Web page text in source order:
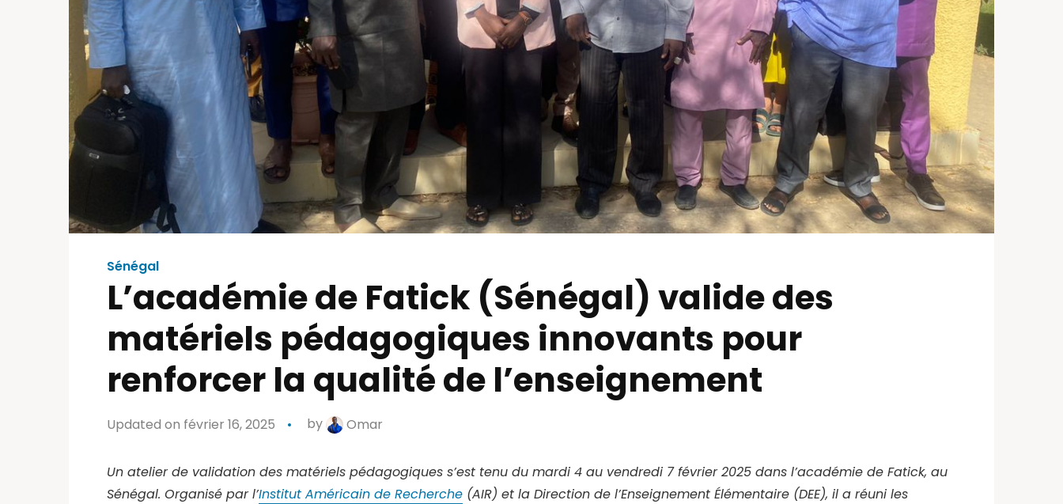
Sénégal
L’académie de Fatick (Sénégal) valide des
matériels pédagogiques innovants pour
renforcer la qualité de l’enseignement
Updated on février 16, 2025 by Omar
Un atelier de validation des matériels pédagogiques s’est tenu du mardi 4 au vendredi 7 février 2025 dans l’académie de Fatick, au
Sénégal. Organisé par l’Institut Américain de Recherche (AIR) et la Direction de l’Enseignement Élémentaire (DEE), il a réuni les